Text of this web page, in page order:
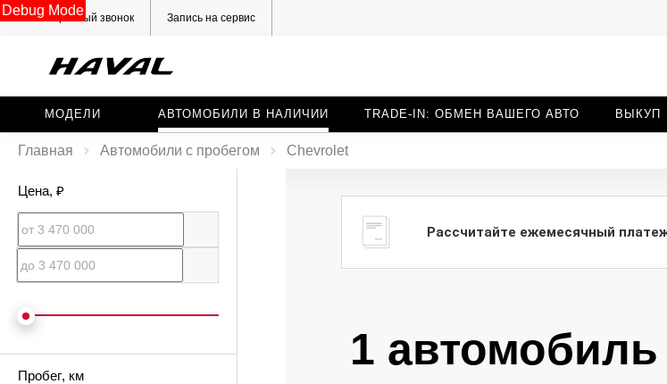
Debug ModeОбратный звонок Запись на сервис
МОДЕЛИ АВТОМОБИЛИ В НАЛИЧИИ TRADE-IN: ОБМЕН ВАШЕГО АВТО ВЫКУП
Главная Автомобили с пробегом Chevrolet
Цена, ₽
Пробег, км
Рассчитайте ежемесячный
1